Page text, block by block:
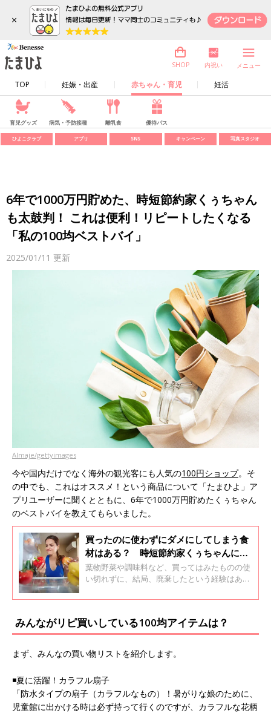
×
TOP 妊娠・出産 赤ちゃん・育児 妊活
SHOP 内祝い メニュー
育児グッズ 病気・予防接種 離乳食 優待パス
ひよこクラブ アプリ SNS キャンペーン 写真スタジオ
6年で1000万円貯めた、時短節約家くぅちゃん
も太鼓判！ これは便利！リピートしたくなる
「私の100均ベストバイ」
2025/01/11 更新
Almaje/gettyimages
今や国内だけでなく海外の観光客にも人気の100円ショップ。そ
の中でも、これはオススメ！という商品について「たまひよ」ア
プリユーザーに聞くとともに、6年で1000万円貯めたくぅちゃん
のベストバイを教えてもらいました。
買ったのに使わずにダメにしてしまう食
材はある？ 時短節約家くぅちゃんに聞
く！食材を無駄にしない方法はあるの？
葉物野菜や調味料など、買ってはみたものの使
い切れずに、結局、廃棄したという経験はあり
アプリユーザーに聞くとともに、食材を無駄に
教えてもらいました。
みんながリピ買いしている100均アイテムは？
まず、みんなの買い物リストを紹介します。
◾️夏に活躍！カラフル扇子
「防水タイプの扇子（カラフルなもの）！暑がりな娘のために、
児童館に出かける時は必ず持って行くのですが、カラフルな花柄